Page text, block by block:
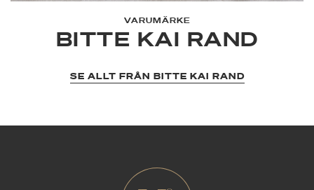
VARUMÄRKE
BITTE KAI RAND
SE ALLT FRÅN BITTE KAI RAND